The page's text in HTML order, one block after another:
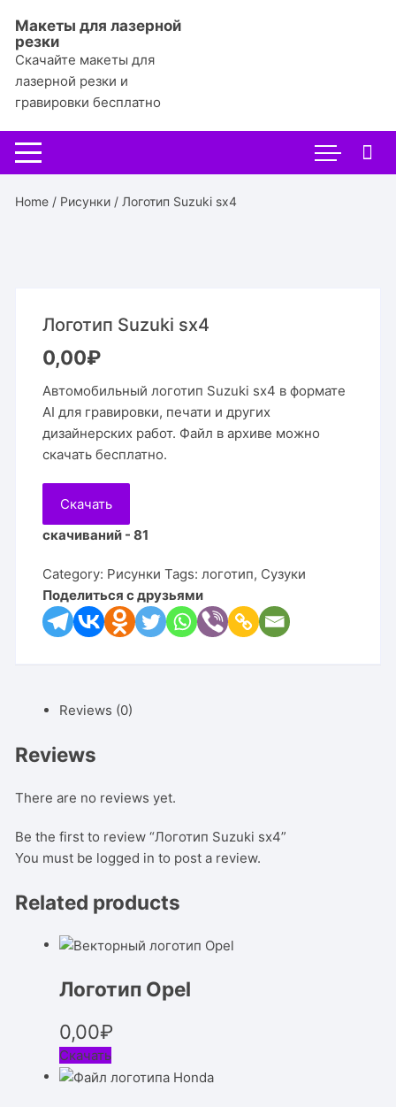
содержимому
Макеты для лазерной
резки
Скачайте макеты для
лазерной резки и
гравировки бесплатно
Home / Рисунки / Логотип Suzuki sx4
Логотип Suzuki sx4
0,00₽
Автомобильный логотип Suzuki sx4 в формате
AI для гравировки, печати и других
дизайнерских работ. Файл в архиве можно
скачать бесплатно.
Скачать
скачиваний - 81
Category: Рисунки Tags:логотип, Сузуки
Поделиться с друзьями
Reviews (0)
Reviews
There are no reviews yet.
Be the first to review “Логотип Suzuki sx4”
You must be logged in to post a review.
Related products
Логотип Opel
0,00₽
Скачать